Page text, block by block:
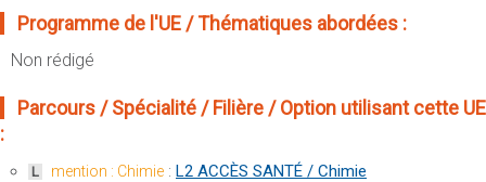
UFR FS (Chimie, Mathématique, Physique)
UFR Biosciences (Biologie, Biochimie)
GEP (Génie Electrique des Procédés - Département composante)
Mécanique (Département composante)
Plan et accès
OUTILS
Intranet des personnels
Emploi du temps
Programme de l'UE / Thématiques abordées :
Non rédigé
Parcours / Spécialité / Filière / Option utilisant cette UE
:
L mention : Chimie : L2 ACCÈS SANTÉ / Chimie